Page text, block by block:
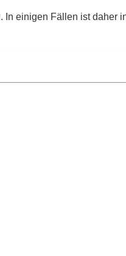
einigen Fällen ist daher